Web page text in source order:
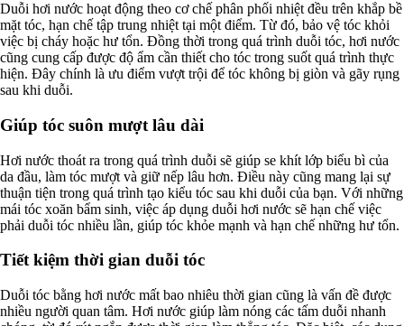
Duỗi hơi nước hoạt động theo cơ chế phân phối nhiệt đều trên khắp bề
mặt tóc, hạn chế tập trung nhiệt tại một điểm. Từ đó, bảo vệ tóc khỏi
việc bị cháy hoặc hư tổn. Đồng thời trong quá trình duỗi tóc, hơi nước
cũng cung cấp được độ ẩm cần thiết cho tóc trong suốt quá trình thực
hiện. Đây chính là ưu điểm vượt trội để tóc không bị giòn và gãy rụng
sau khi duỗi.
Giúp tóc suôn mượt lâu dài
Hơi nước thoát ra trong quá trình duỗi sẽ giúp se khít lớp biểu bì của
da đầu, làm tóc mượt và giữ nếp lâu hơn. Điều này cũng mang lại sự
thuận tiện trong quá trình tạo kiểu tóc sau khi duỗi của bạn. Với những
mái tóc xoăn bẩm sinh, việc áp dụng duỗi hơi nước sẽ hạn chế việc
phải duỗi tóc nhiều lần, giúp tóc khỏe mạnh và hạn chế những hư tổn.
Tiết kiệm thời gian duỗi tóc
Duỗi tóc bằng hơi nước mất bao nhiêu thời gian cũng là vấn đề được
nhiều người quan tâm. Hơi nước giúp làm nóng các tấm duỗi nhanh